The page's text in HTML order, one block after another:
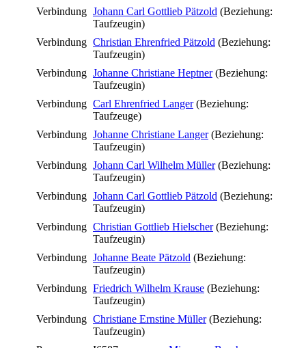
Verbindung Johann Carl Gottlieb Pätzold (Beziehung:
Taufzeugin)
Verbindung Christian Ehrenfried Pätzold (Beziehung:
Taufzeugin)
Verbindung Johanne Christiane Heptner(Beziehung:
Taufzeugin)
Verbindung Carl Ehrenfried Langer(Beziehung:
Taufzeuge)
Verbindung Johanne Christiane Langer(Beziehung:
Taufzeugin)
Verbindung Johann Carl Wilhelm Müller(Beziehung:
Taufzeugin)
Verbindung Johann Carl Gottlieb Pätzold (Beziehung:
Taufzeugin)
Verbindung Christian Gottlieb Hielscher(Beziehung:
Taufzeugin)
Verbindung Johanne Beate Pätzold (Beziehung:
Taufzeugin)
Verbindung Friedrich Wilhelm Krause (Beziehung:
Taufzeugin)
Verbindung Christiane Ernstine Müller(Beziehung:
Taufzeugin)